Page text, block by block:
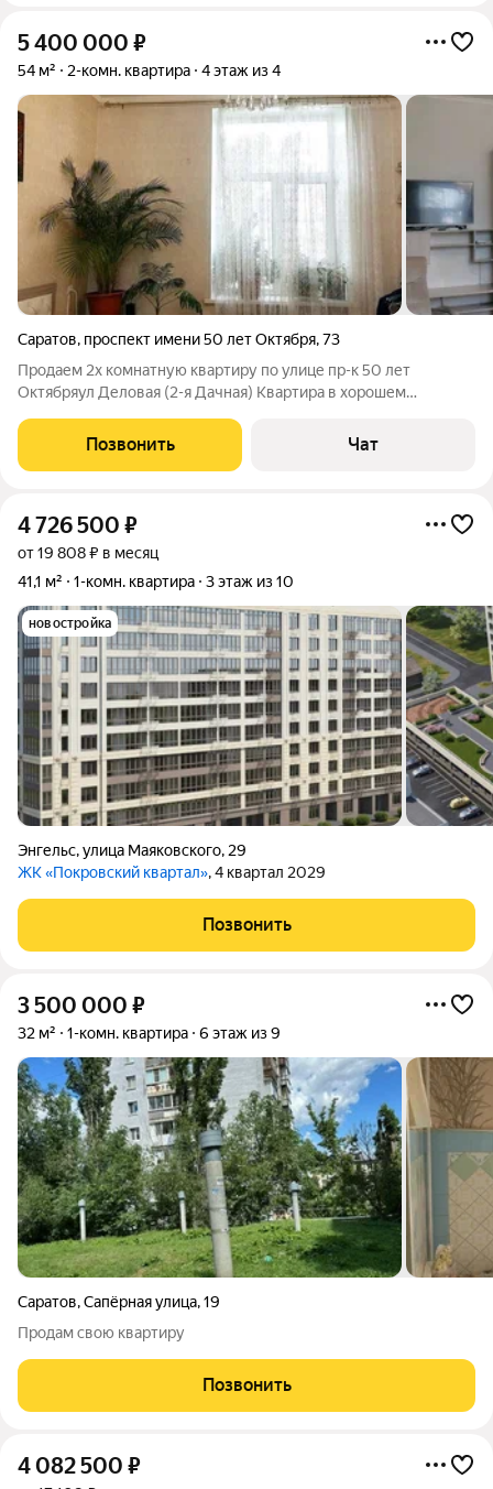
5 400 000 ₽
54 м² 2-комн. квартира 4 этаж из 4
Саратов, проспект имени 50 лет Октября,73
Продаем 2х комнатную квартиру по улице пр-к 50 лет
Октябряул Деловая (2-я Дачная) Квартира в хорошем
площадью 54м.кв, комнаты изолированные, очень светлая,
уютная: пол - ламинат, потолки -
Позвонить Чат
4 726 500 ₽
от 19 808 ₽ в месяц
41,1 м²
1-комн. квартира 3 этаж из 10
новостройка
Энгельс,улица Маяковского, 29
ЖК «Покровский квартал», 4 квартал 2029
Позвонить
3 500 000 ₽
32 м² 1-комн. квартира 6 этаж из 9
Саратов,Сапёрная улица,19
Продам свою квартиру
Позвонить
4 082 500 ₽